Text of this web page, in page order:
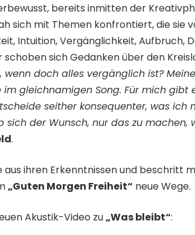
bereits inmitten der
sich mit Themen konfrontiert, die sie
Intuition, Vergänglichkeit, Aufbruch,
sich Gedanken über den
wenn doch alles vergänglich ist?
gleichnamigen Song. Für mich gibt
seither konsequenter, was ich
sich der Wunsch, nur das zu
.
ihren Erkenntnissen und beschritt
„Guten Morgen Freiheit“ neue Wege.
Akustik-Video zu„Was bleibt“: